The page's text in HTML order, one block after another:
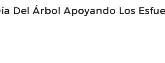
Del Árbol Apoyando Los